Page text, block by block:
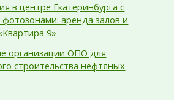
в центре Екатеринбурга с
аренда залов и
9»
организации ОПО для
строительства нефтяных